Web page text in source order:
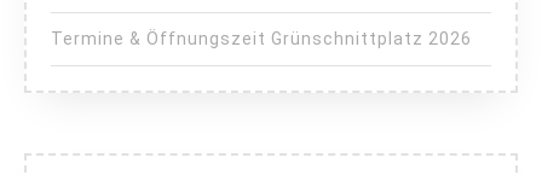
Termine & Öffnungszeit Grünschnittplatz 2026